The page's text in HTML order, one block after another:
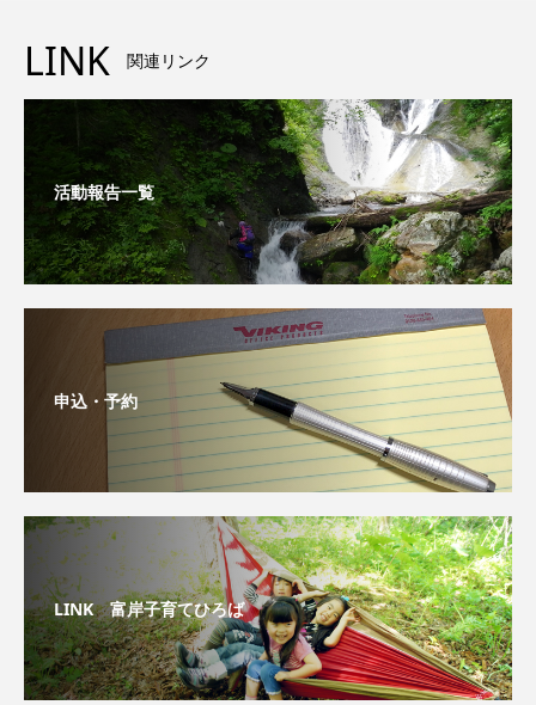
LINK 関連リンク
活動報告一覧
申込・予約
LINK 富岸子育てひろば